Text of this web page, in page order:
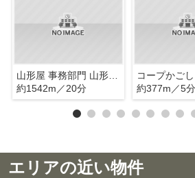
山形屋 事務部門 山形屋サテライトショップ谷山
約1542m／20分
コープかご
約377m／5分
エリアの近い物件